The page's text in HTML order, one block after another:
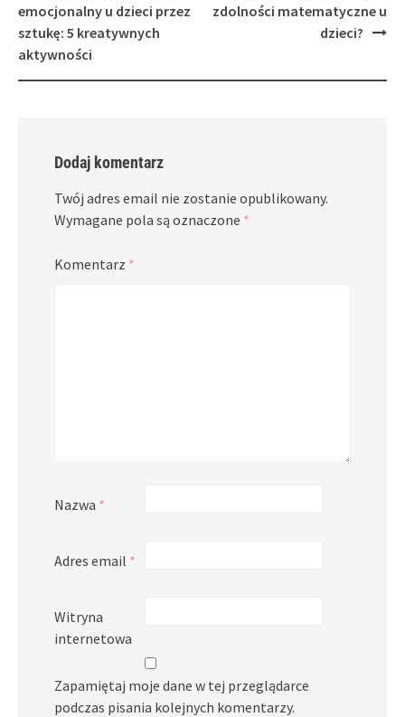
navigation
emocjonalny u dzieci przez
sztukę: 5 kreatywnych
aktywności
zdolności matematyczne u
dzieci?
Dodaj komentarz
Twój adres email nie zostanie opublikowany.
Wymagane pola są oznaczone *
Komentarz *
Nazwa *
Adres email *
Witryna
internetowa
Zapamiętaj moje dane w tej przeglądarce
podczas pisania kolejnych komentarzy.